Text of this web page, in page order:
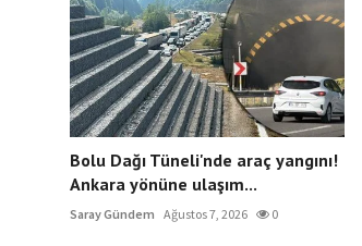
Bolu Dağı Tüneli'nde araç yangını!
Ankara yönüne ulaşım...
Saray Gündem Ağustos 7, 2026 0